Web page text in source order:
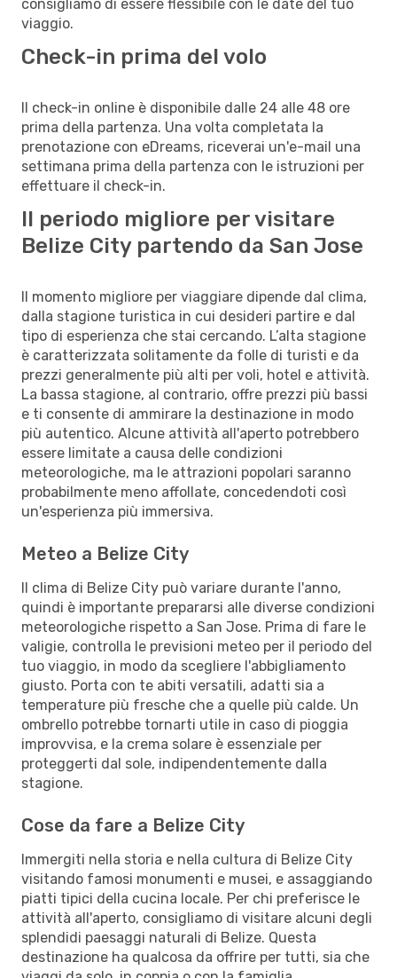
consigliamo di essere flessibile con le date del tuo
viaggio.
Check-in prima del volo
Il check-in online è disponibile dalle 24 alle 48 ore
prima della partenza. Una volta completata la
prenotazione con eDreams, riceverai un'e-mail una
settimana prima della partenza con le istruzioni per
effettuare il check-in.
Il periodo migliore per visitare
Belize City partendo da San Jose
Il momento migliore per viaggiare dipende dal clima,
dalla stagione turistica in cui desideri partire e dal
tipo di esperienza che stai cercando. L’alta stagione
è caratterizzata solitamente da folle di turisti e da
prezzi generalmente più alti per voli, hotel e attività.
La bassa stagione, al contrario, offre prezzi più bassi
e ti consente di ammirare la destinazione in modo
più autentico. Alcune attività all'aperto potrebbero
essere limitate a causa delle condizioni
meteorologiche, ma le attrazioni popolari saranno
probabilmente meno affollate, concedendoti così
un'esperienza più immersiva.
Meteo a Belize City
Il clima di Belize City può variare durante l'anno,
quindi è importante prepararsi alle diverse condizioni
meteorologiche rispetto a San Jose. Prima di fare le
valigie, controlla le previsioni meteo per il periodo del
tuo viaggio, in modo da scegliere l'abbigliamento
giusto. Porta con te abiti versatili, adatti sia a
temperature più fresche che a quelle più calde. Un
ombrello potrebbe tornarti utile in caso di pioggia
improvvisa, e la crema solare è essenziale per
proteggerti dal sole, indipendentemente dalla
stagione.
Cose da fare a Belize City
Immergiti nella storia e nella cultura di Belize City
visitando famosi monumenti e musei, e assaggiando
piatti tipici della cucina locale. Per chi preferisce le
attività all'aperto, consigliamo di visitare alcuni degli
splendidi paesaggi naturali di Belize. Questa
destinazione ha qualcosa da offrire per tutti, sia che